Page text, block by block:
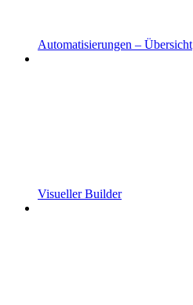
Automatisierungen – Übersicht
Visueller Builder